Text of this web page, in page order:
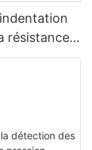
résistance